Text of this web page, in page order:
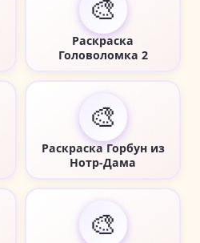
🎨
Раскраска
Головоломка 2
🎨
Раскраска Горбун из
Нотр-Дама
🎨